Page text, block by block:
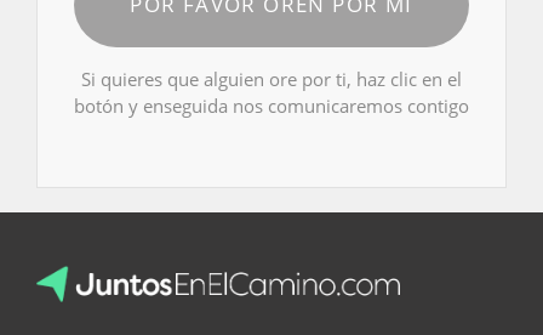
Si quieres que alguien ore por ti, haz clic en el
botón y enseguida nos comunicaremos contigo